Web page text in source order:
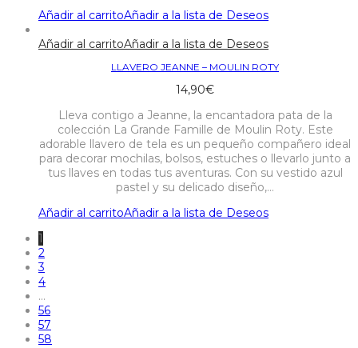
Añadir al carritoAñadir a la lista de Deseos
Añadir al carritoAñadir a la lista de Deseos
LLAVERO JEANNE – MOULIN ROTY
14,90€
Lleva contigo a Jeanne, la encantadora pata de la
colección La Grande Famille de Moulin Roty. Este
adorable llavero de tela es un pequeño compañero ideal
para decorar mochilas, bolsos, estuches o llevarlo junto a
tus llaves en todas tus aventuras. Con su vestido azul
pastel y su delicado diseño,…
Añadir al carritoAñadir a la lista de Deseos
1
2
3
4
…
56
57
58